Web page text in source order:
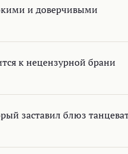
и доверчивыми
к нецензурной брани
заставил блюз